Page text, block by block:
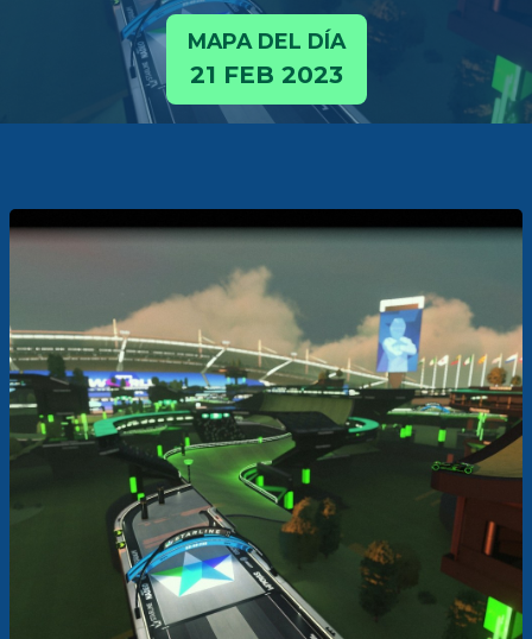
MAPA DEL DÍA
21 FEB 2023